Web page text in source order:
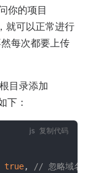
你的项目
就可以正常进行
每次都要上传
目录添加
下：
true, // 忽略域名检查
复制代码